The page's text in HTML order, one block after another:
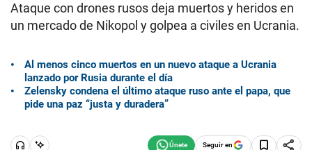
Ataque con drones rusos deja muertos y heridos en
un mercado de Nikopol y golpea a civiles en Ucrania.
Al menos cinco muertos en un nuevo ataque a Ucrania
lanzado por Rusia durante el día
Zelensky condena el último ataque ruso ante el papa, que
pide una paz “justa y duradera”
Seguir en